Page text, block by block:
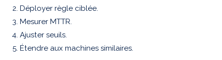
Déployer règle ciblée.
Mesurer MTTR.
Ajuster seuils.
Étendre aux machines similaires.